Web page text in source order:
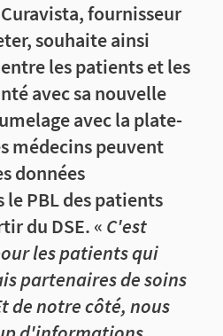
fournisseur
souhaite ainsi
les patients et les
avec sa nouvelle
avec la plate-
médecins peuvent
données
le PBL des patients
du DSE. « C'est
les patients qui
partenaires de soins
de notre côté, nous